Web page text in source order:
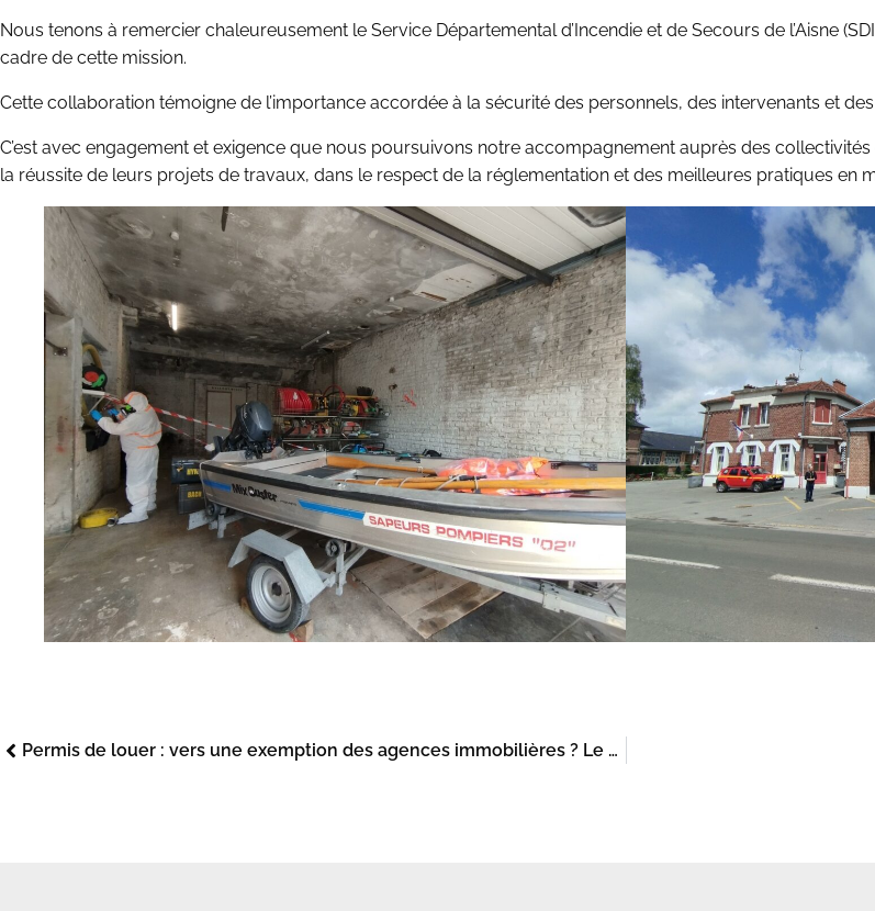
Nous tenons à remercier chaleureusement le Service Départemental d’Incendie et de Secours de l’Aisne
cadre de cette mission.
Cette collaboration témoigne de l’importance accordée à la sécurité des personnels, des intervenants et
C’est avec engagement et exigence que nous poursuivons notre accompagnement auprès des
la réussite de leurs projets de travaux, dans le respect de la réglementation et des meilleures pratiques en
Permis de louer : vers une exemption des agences immobilières ? Le débat sur la décence du logement relancé